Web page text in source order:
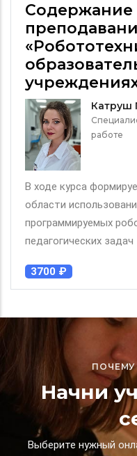
Катруш
работе
В ходе курса
области
программируемых
педагогических задач
3700 ₽
Начни
Выберите нужный